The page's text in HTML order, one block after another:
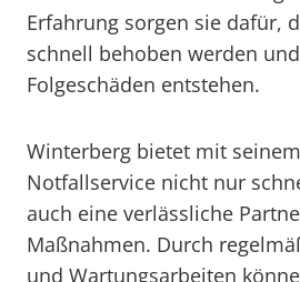
Erfahrung sorgen sie dafür,
schnell behoben werden
Folgeschäden entstehen.
Winterberg bietet mit
Notfallservice nicht nur
auch eine verlässliche
Maßnahmen. Durch
und Wartungsarbeiten